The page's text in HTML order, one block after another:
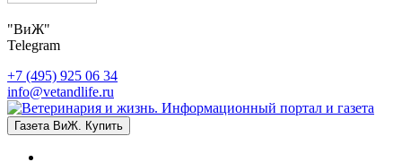
"ВиЖ"
Telegram
+7 (495) 925 06 34
info@vetandlife.ru
Газета ВиЖ. Купить